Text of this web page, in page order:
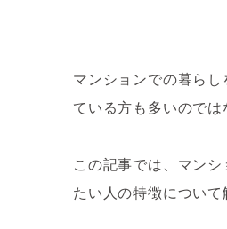
マンションでの暮ら
ている方も多いのでは
この記事では、マン
たい人の特徴について